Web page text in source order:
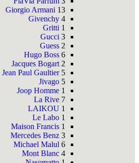
Giorgio Armani 13
Givenchy 4
Gritti 1
Gucci 3
Guess 2
Hugo Boss 6
Jacques Bogart 2
Jean Paul Gaultier 5
Jivago 5
Joop Homme 1
La Rive 7
LAIKOU 1
Le Labo 1
Maison Francis 1
Mercedes Benz 3
Michael Malul 6
Mont Blanc 4